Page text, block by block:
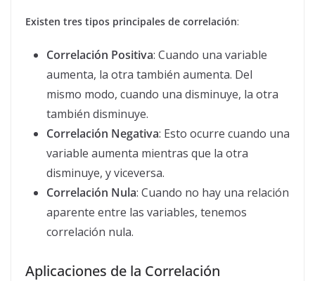
Existen tres tipos principales de correlación:
Correlación Positiva: Cuando una variable
aumenta, la otra también aumenta. Del
mismo modo, cuando una disminuye, la otra
también disminuye.
Correlación Negativa: Esto ocurre cuando una
variable aumenta mientras que la otra
disminuye, y viceversa.
Correlación Nula: Cuando no hay una relación
aparente entre las variables, tenemos
correlación nula.
Aplicaciones de la Correlación